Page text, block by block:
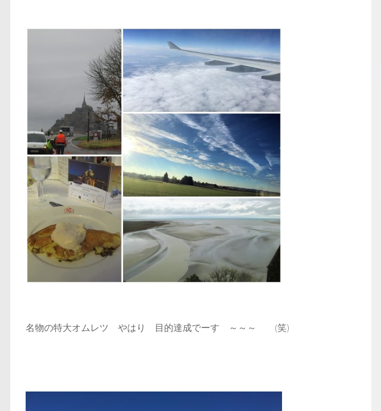
名物の特大オムレツ やはり 目的達成でーす ～～～ (笑)